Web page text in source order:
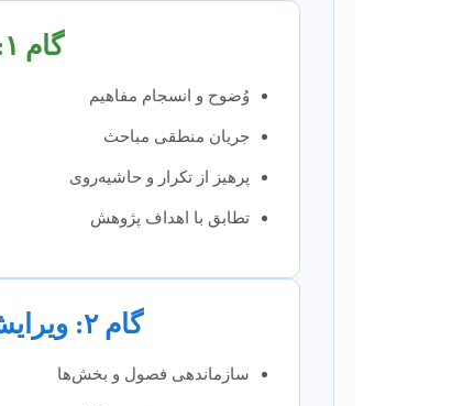
گام ۱: ویرایش محتوایی
وُضوح و انسجام مفاهیم
جریان منطقی مباحث
پرهیز از تکرار و حاشیه‌روی
تطابق با اهداف پژوهش
گام ۲: ویرایش ساختاری و فرمت‌بندی
سازماندهی فصول و بخش‌ها